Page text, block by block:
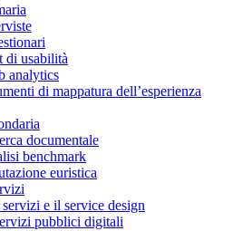
di usabilità
analytics
di mappatura dell’esperienza
documentale
benchmark
euristica
e il service design
pubblici digitali